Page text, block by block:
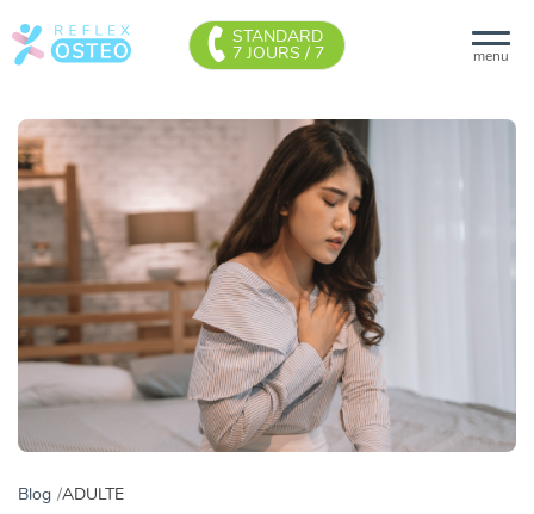
menu
STANDARD
7 JOURS / 7
Blog ADULTE